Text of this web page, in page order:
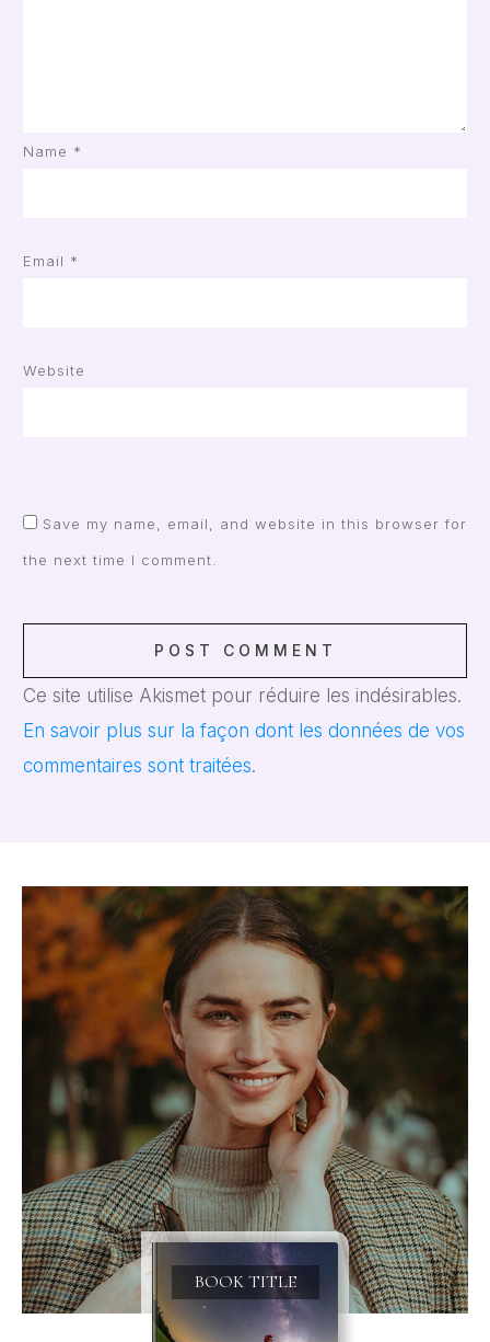
Name *
Email *
Website
Save my name, email, and website in this browser for
the next time I comment.
POST COMMENT
Ce site utilise Akismet pour réduire les indésirables.
En savoir plus sur la façon dont les données de vos
commentaires sont traitées.
BOOK TITLE